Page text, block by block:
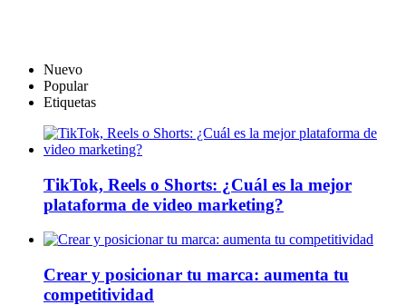
Nuevo
Popular
Etiquetas
TikTok, Reels o Shorts: ¿Cuál es la mejor
plataforma de video marketing?
Crear y posicionar tu marca: aumenta tu
competitividad